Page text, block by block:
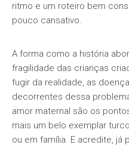
ritmo e um roteiro bem
pouco cansativo.
A forma como a história
fragilidade das crianças
fugir da realidade, as
decorrentes dessa
amor maternal são os
mais um belo exemplar
ou em família. E acredite,